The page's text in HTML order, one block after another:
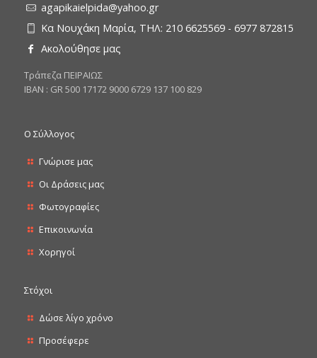
agapikaielpida@yahoo.gr
Κα Νουχάκη Μαρία, ΤΗΛ: 210 6625569 - 6977 872815
Ακολούθησε μας
Tράπεζα ΠΕΙΡΑΙΩΣ
ΙΒΑΝ : GR 500 17172 9000 6729 137 100 829
Ο Σύλλογος
Γνώρισε μας
Οι Δράσεις μας
Φωτογραφίες
Επικοινωνία
Χορηγοί
Στόχοι
Δώσε λίγο χρόνο
Προσέφερε